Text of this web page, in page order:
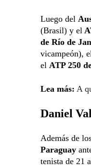
Luego del
(Brasil) y el
de Río de
vicampeón),
el ATP 250
Lea más: A
Daniel
Además de
Paraguay
tenista de 21